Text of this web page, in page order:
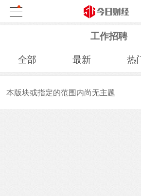
工作招聘
全部 最新 热
本版块或指定的范围内尚无主题